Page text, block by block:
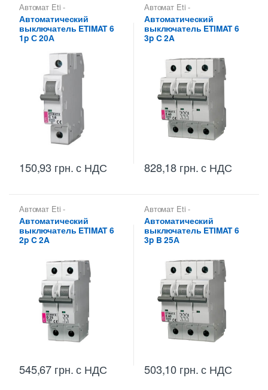
Автомат Eti -
Автоматические
выключатели Eti,
Автоматические
выключатели Etimat
Автоматические
выключатели Etimat 6 (6 kA)
Автоматический
выключатель ETIMAT 6
1p С 20А
150,93 грн.с НДС
Автомат Eti -
Автоматические
выключатели Eti,
Автоматические
выключатели Etimat
Автоматические
Автоматический
выключатель ETIMAT 6
3p C 2A
828,18 грн.с НДС
Автомат Eti -
Автоматические
выключатели Eti,
Автоматические
выключатели Etimat
Автоматические
Автоматический
выключатель ETIMAT 6
2p C 2A
545,67 грн.с НДС
Автомат Eti -
Автоматические
выключатели Eti,
Автоматические
выключатели Etimat
Автоматические
Автоматический
выключатель ETIMAT 6
3p B 25А
503,10 грн.с НДС